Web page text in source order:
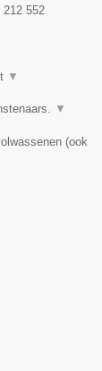
212 552
▼
▼
(ook